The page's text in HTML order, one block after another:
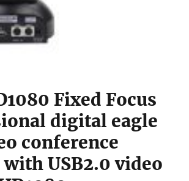
Fixed Focus
digital eagle
conference
with USB2.0 video